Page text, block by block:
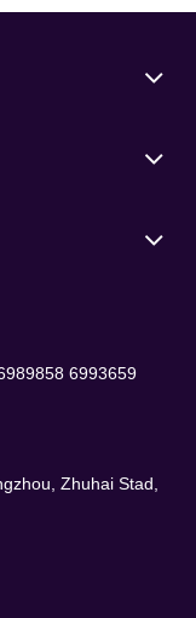
6993659
Zhuhai Stad,